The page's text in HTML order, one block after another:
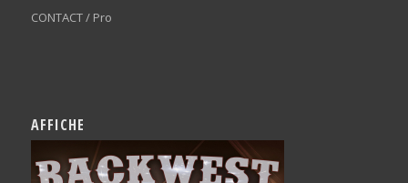
CONTACT / Pro
AFFICHE